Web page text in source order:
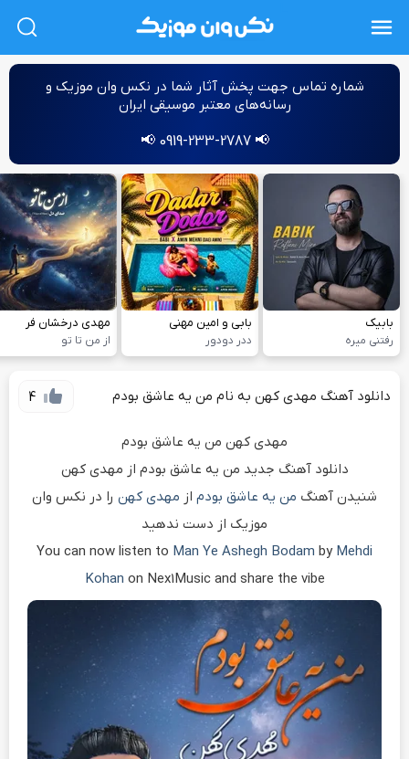
شماره‌ تماس جهت پخش آثار شما در نکس وان موزیک و
رسانه‌های معتبر موسیقی ایران
📢 0919-233-2787 📢
بابیک
رفتنی میره
بابی و امین مهنی
ددر دودور
مهدی درخشان فر
از من تا تو
4 دانلود آهنگ مهدی کهن به نام من یه عاشق بودم
مهدی کهن من یه عاشق بودم
دانلود آهنگ جدید من یه عاشق بودم از مهدی کهن
شنیدن آهنگ من یه عاشق بودم از مهدی کهن را در نکس وان
موزیک از دست ندهید
You can now listen to Man Ye Ashegh Bodam by Mehdi
Kohan on Nex1Music and share the vibe